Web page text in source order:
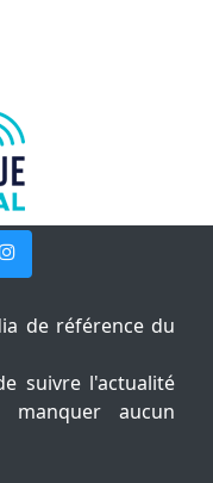
de référence du
suivre l'actualité
aucun